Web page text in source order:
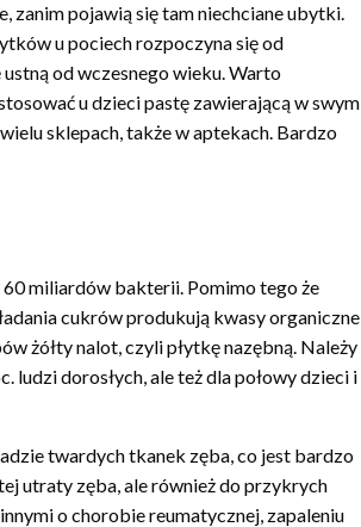
zanim pojawią się tam niechciane ubytki.
u pociech rozpoczyna się od
od wczesnego wieku. Warto
u dzieci pastę zawierającą w swym
sklepach, także w aptekach. Bardzo
60 miliardów bakterii. Pomimo tego że
cukrów produkują kwasy organiczne
żółty nalot, czyli płytkę nazębną. Należy
ludzi dorosłych, ale też dla połowy dzieci i
twardych tkanek zęba, co jest bardzo
utraty zęba, ale również do przykrych
o chorobie reumatycznej, zapaleniu